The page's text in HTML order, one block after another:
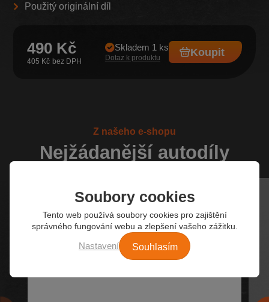
Použitý originální díl
490 Kč
405 Kč
Skladem 1 ks
Dotaz k produktu Koupit
Z našeho e-shopu
Nejžádanější autodíly
Soubory cookies
Tento web používá soubory cookies pro zajištění
správného fungování webu a zlepšení vašeho zážitku.
Nastavení Souhlasím